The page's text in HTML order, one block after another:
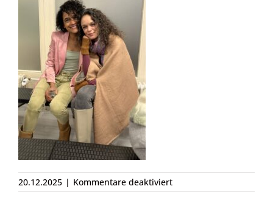
20.12.2025 | Kommentare deaktiviertfür
IMG_8885